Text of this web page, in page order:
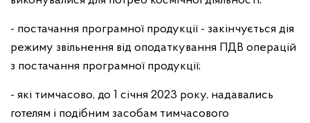
- постачання програмної продукції - закінчується дія
режиму звільнення від оподаткування ПДВ операцій
з постачання програмної продукції;
- які тимчасово, до 1 січня 2023 року, надавались
готелям і подібним засобам тимчасового